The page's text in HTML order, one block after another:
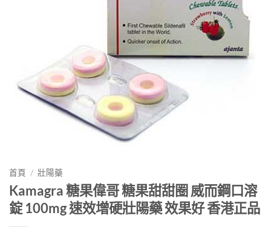
首頁 / 壯陽藥
Kamagra 糖果偉哥 糖果甜甜圈 威而鋼口溶
錠 100mg 速效增硬壯陽藥 效果好 香港正品